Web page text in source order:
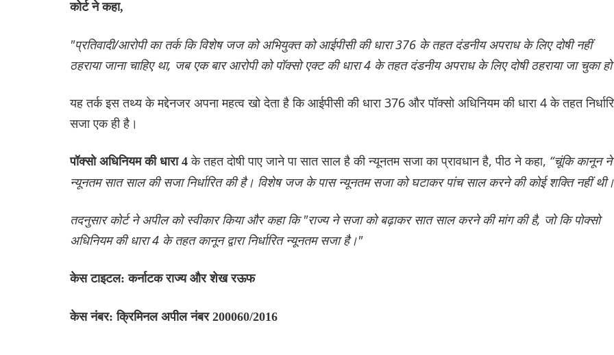
कोर्ट ने कहा,
"प्रतिवादी/आरोपी का तर्क कि विशेष जज को अभियुक्त को आईपीसी की धारा 376 के तहत दंडनीय अपराध के लिए दोषी नहीं
ठहराया जाना चाहिए था, जब एक बार आरोपी को पॉक्सो एक्ट की धारा 4 के तहत दंडनीय अपराध के लिए दोषी ठहराया जा चुका
यह तर्क इस तथ्य के मद्देनजर अपना महत्व खो देता है कि आईपीसी की धारा 376 और पॉक्सो अधिनियम की धारा 4 के तहत
सजा एक ही है।
पॉक्सो अधिनियम की धारा 4के तहत दोषी पाए जाने पा सात साल है की न्यूनतम सजा का प्रावधान है, पीठ ने कहा, “चूंकि कानून ने
न्यूनतम सात साल की सजा निर्धारित की है। विशेष जज के पास न्यूनतम सजा को घटाकर पांच साल करने की कोई शक्ति नहीं
तदनुसार कोर्ट ने अपील को स्वीकार किया और कहा कि "राज्य ने सजा को बढ़ाकर सात साल करने की मांग की है, जो कि पोक्सो
अधिनियम की धारा 4 के तहत कानून द्वारा निर्धारित न्यूनतम सजा है।"
केस टाइटल: कर्नाटक राज्य और शेख रऊफ
केस नंबर: क्रिमिनल अपील नंबर 200060/2016